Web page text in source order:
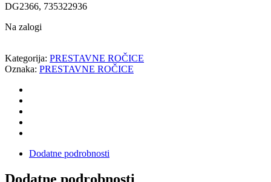
DG2366, 735322936
Na zalogi
Kategorija: PRESTAVNE ROČICE
Oznaka: PRESTAVNE ROČICE
Dodatne podrobnosti
Dodatne podrobnosti